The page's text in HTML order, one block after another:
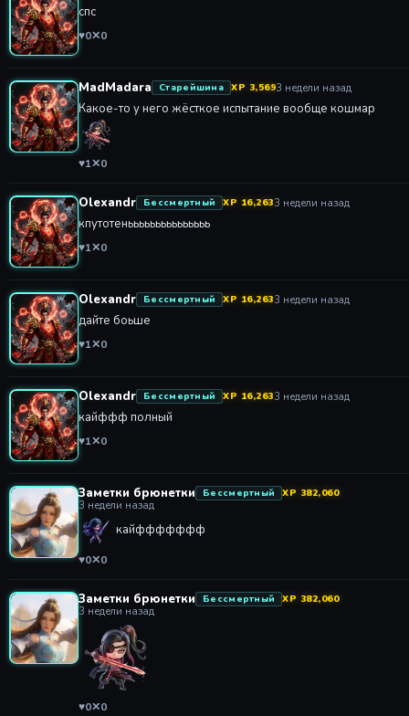
спс
♥0✕0
MadMadara Старейшина XP 3,5693 недели назад
Какое-то у него жёсткое испытание вообще кошмар
♥1✕0
Olexandr Бессмертный XP 16,2633 недели назад
кпутотенььььььььььььььь
♥1✕0
Olexandr Бессмертный XP 16,2633 недели назад
дайте боьше
♥1✕0
Olexandr Бессмертный XP 16,2633 недели назад
кайффф полный
♥1✕0
Заметки брюнетки Бессмертный XP 382,060
3 недели назад
кайффффффф
♥0✕0
Заметки брюнетки Бессмертный XP 382,060
3 недели назад
♥0✕0